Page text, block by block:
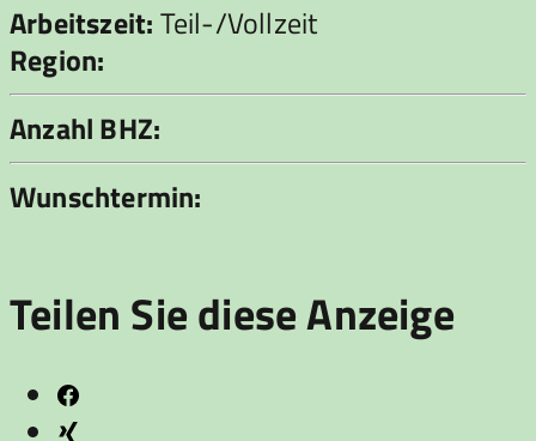
Arbeitszeit:Teil-/Vollzeit
Region:
Anzahl BHZ:
Wunschtermin:
Teilen Sie diese Anzeige